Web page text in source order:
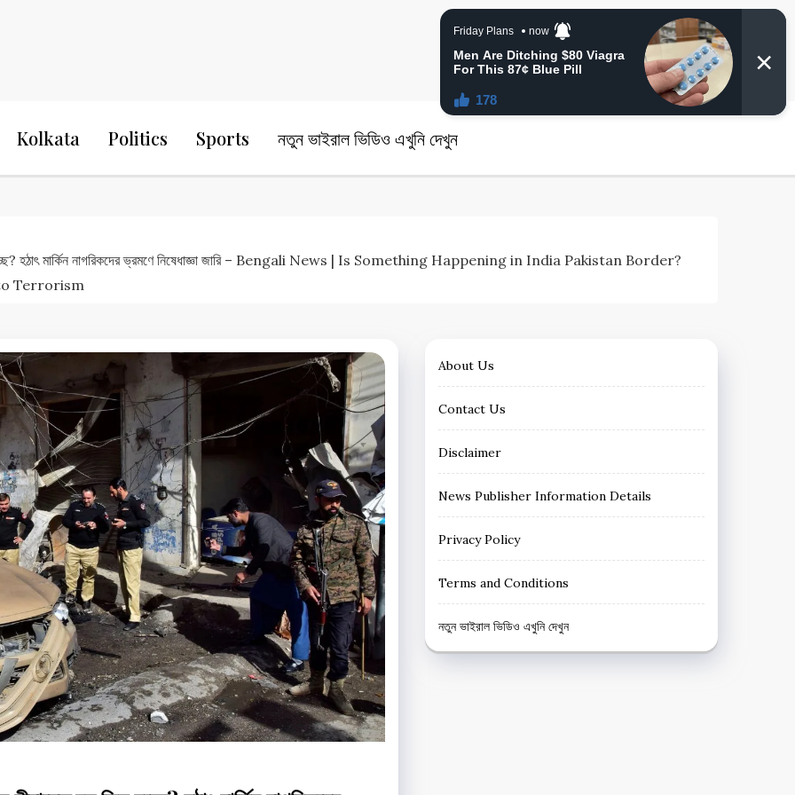
24 Ghanta Bangla News
Kolkata Politics Sports নতুন ভাইরাল ভিডিও এখুনি দেখুন
হঠাৎ মার্কিন নাগরিকদের ভ্রমণে নিষেধাজ্ঞা জারি – Bengali News | Is Something Happening in India Pakistan Border?
Terrorism
About Us
Contact Us
Disclaimer
News Publisher Information Details
Privacy Policy
Terms and Conditions
নতুন ভাইরাল ভিডিও এখুনি দেখুন